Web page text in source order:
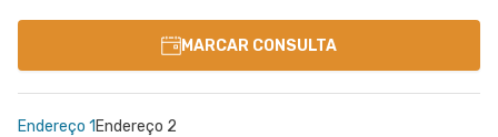
MARCAR CONSULTA
Endereço 1 Endereço 2